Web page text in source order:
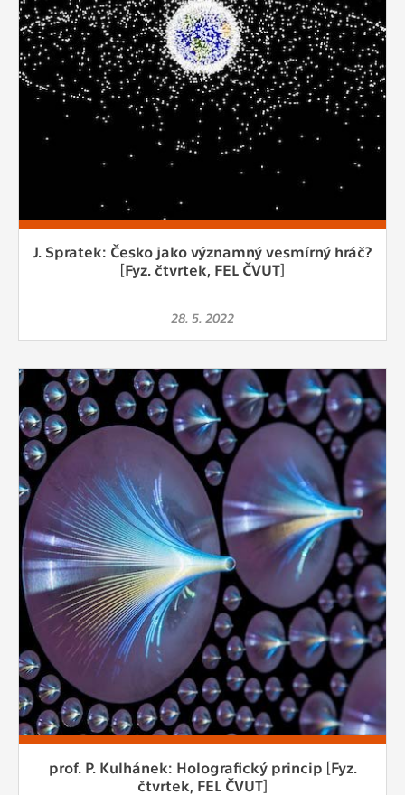
J. Spratek: Česko jako významný vesmírný hráč?
[Fyz. čtvrtek, FEL ČVUT]
28. 5. 2022
prof. P. Kulhánek: Holografický princip [Fyz.
čtvrtek, FEL ČVUT]